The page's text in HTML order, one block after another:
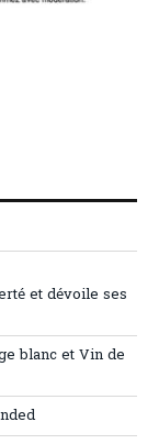
et dévoile ses
blanc et Vin de